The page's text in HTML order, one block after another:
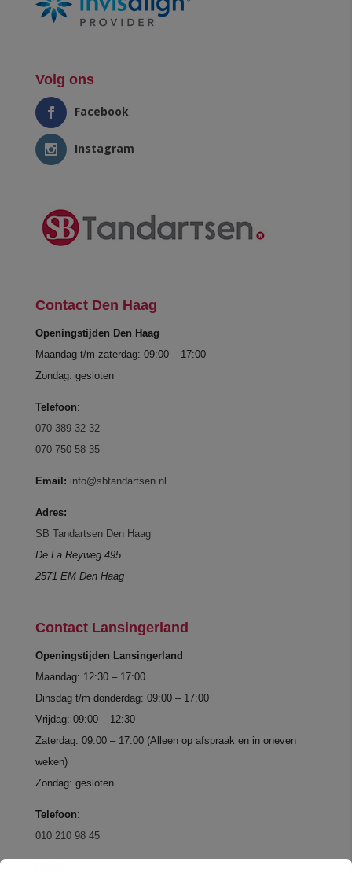
Volg ons
Facebook
Instagram
Contact Den Haag
Openingstijden Den Haag
Maandag t/m zaterdag: 09:00 – 17:00
Zondag: gesloten
Telefoon:
070 389 32 32
070 750 58 35
Email: info@sbtandartsen.nl
Adres:
SB Tandartsen Den Haag
De La Reyweg 495
2571 EM Den Haag
Contact Lansingerland
Openingstijden Lansingerland
Maandag: 12:30 – 17:00
Dinsdag t/m donderdag: 09:00 – 17:00
Vrijdag: 09:00 – 12:30
Zaterdag: 09:00 – 17:00 (Alleen op afspraak en in oneven
weken)
Zondag: gesloten
Telefoon:
010 210 98 45